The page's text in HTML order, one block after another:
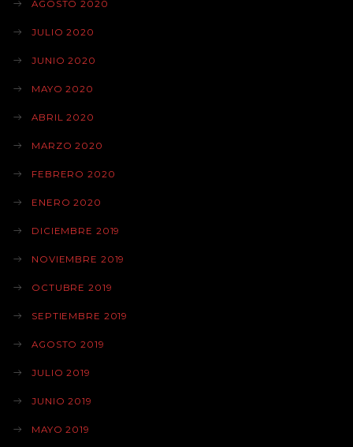
AGOSTO 2020
JULIO 2020
JUNIO 2020
MAYO 2020
ABRIL 2020
MARZO 2020
FEBRERO 2020
ENERO 2020
DICIEMBRE 2019
NOVIEMBRE 2019
OCTUBRE 2019
SEPTIEMBRE 2019
AGOSTO 2019
JULIO 2019
JUNIO 2019
MAYO 2019